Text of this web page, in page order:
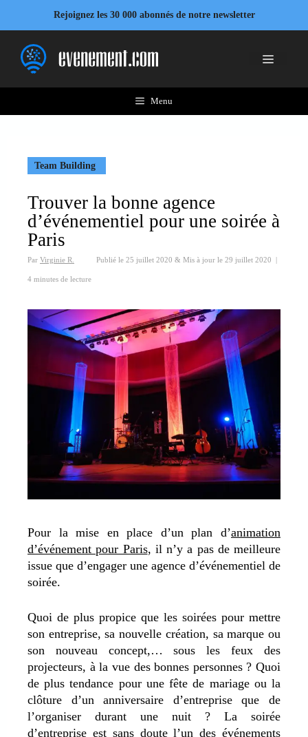
contenu
Rejoignez les 30 000 abonnés de notre newsletter
Menu
Menu
Team Building
Trouver la bonne agence
d’événementiel pour une soirée à
Paris
Par Virginie R. Publié le 25 juillet 2020 & Mis à jour le 29 juillet 2020 |
4 minutes de lecture
Pour la mise en place d’un plan d’animation
d’événement pour Paris, il n’y a pas de meilleure
issue que d’engager une agence d’événementiel de
soirée.
Quoi de plus propice que les soirées pour mettre
son entreprise, sa nouvelle création, sa marque ou
son nouveau concept,… sous les feux des
projecteurs, à la vue des bonnes personnes ? Quoi
de plus tendance pour une fête de mariage ou la
clôture d’un anniversaire d’entreprise que de
l’organiser durant une nuit ? La soirée
d’entreprise est sans doute l’un des événements